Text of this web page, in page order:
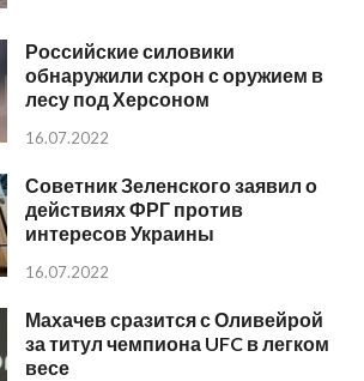
Российские силовики
обнаружили схрон с оружием в
лесу под Херсоном
16.07.2022
Советник Зеленского заявил о
действиях ФРГ против
интересов Украины
16.07.2022
Махачев сразится с Оливейрой
за титул чемпиона UFC в легком
весе